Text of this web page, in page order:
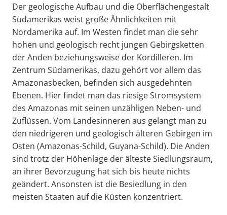
Der geologische Aufbau und die Oberflächengestalt
Südamerikas weist große Ähnlichkeiten mit
Nordamerika auf. Im Westen findet man die sehr
hohen und geologisch recht jungen Gebirgsketten
der Anden beziehungsweise der Kordilleren. Im
Zentrum Südamerikas, dazu gehört vor allem das
Amazonasbecken, befinden sich ausgedehnten
Ebenen. Hier findet man das riesige Stromsystem
des Amazonas mit seinen unzähligen Neben- und
Zuflüssen. Vom Landesinneren aus gelangt man zu
den niedrigeren und geologisch älteren Gebirgen im
Osten (Amazonas-Schild, Guyana-Schild). Die Anden
sind trotz der Höhenlage der älteste Siedlungsraum,
an ihrer Bevorzugung hat sich bis heute nichts
geändert. Ansonsten ist die Besiedlung in den
meisten Staaten auf die Küsten konzentriert.